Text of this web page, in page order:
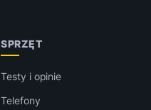
SPRZĘT
Testy i opinie
Telefony